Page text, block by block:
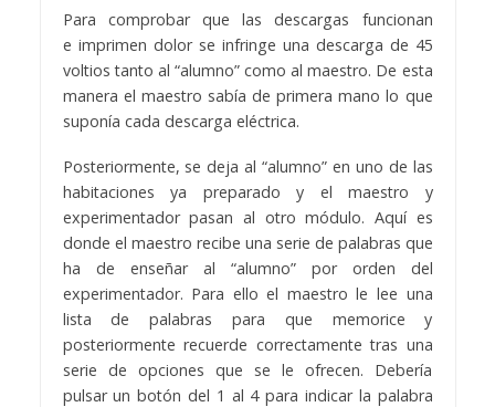
Para comprobar que las descargas funcionan
e imprimen dolor se infringe una descarga de 45
voltios tanto al “alumno” como al maestro. De esta
manera el maestro sabía de primera mano lo que
suponía cada descarga eléctrica.
Posteriormente, se deja al “alumno” en uno de las
habitaciones ya preparado y el maestro y
experimentador pasan al otro módulo. Aquí es
donde el maestro recibe una serie de palabras que
ha de enseñar al “alumno” por orden del
experimentador. Para ello el maestro le lee una
lista de palabras para que memorice y
posteriormente recuerde correctamente tras una
serie de opciones que se le ofrecen. Debería
pulsar un botón del 1 al 4 para indicar la palabra